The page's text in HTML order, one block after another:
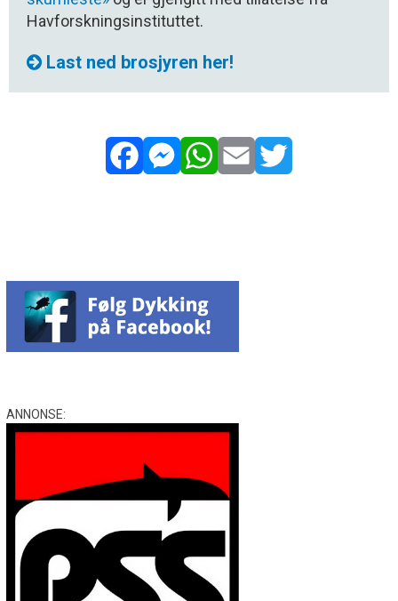
Havforskningsinstituttet.
Last ned brosjyren her!
ANNONSE: